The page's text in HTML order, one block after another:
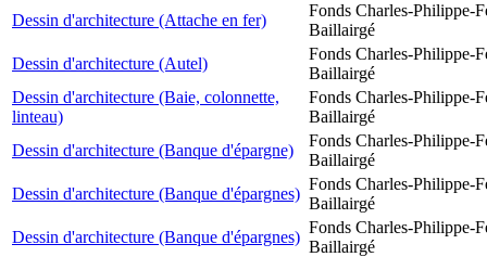
Dessin d'architecture (Attache en fer)
Fonds Charles-Philippe-
Baillairgé
Dessin d'architecture (Autel)
Fonds Charles-Philippe-
Baillairgé
Dessin d'architecture (Baie, colonnette,
linteau)
Fonds Charles-Philippe-
Baillairgé
Dessin d'architecture (Banque d'épargne)
Fonds Charles-Philippe-
Baillairgé
Dessin d'architecture (Banque d'épargnes)
Fonds Charles-Philippe-
Baillairgé
Dessin d'architecture (Banque d'épargnes)
Fonds Charles-Philippe-
Baillairgé